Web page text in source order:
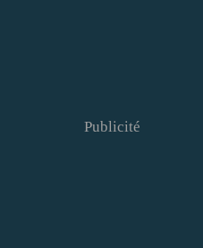
Publicité